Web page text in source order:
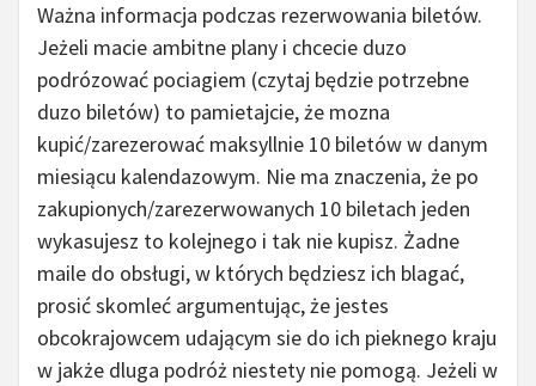
Ważna informacja podczas rezerwowania biletów.
Jeżeli macie ambitne plany i chcecie duzo
podrózować pociagiem (czytaj będzie potrzebne
duzo biletów) to pamietajcie, że mozna
kupić/zarezerować maksyllnie 10 biletów w danym
miesiącu kalendazowym. Nie ma znaczenia, że po
zakupionych/zarezerwowanych 10 biletach jeden
wykasujesz to kolejnego i tak nie kupisz. Żadne
maile do obsługi, w których będziesz ich blagać,
prosić skomleć argumentując, że jestes
obcokrajowcem udającym sie do ich pieknego kraju
w jakże dluga podróż niestety nie pomogą. Jeżeli w